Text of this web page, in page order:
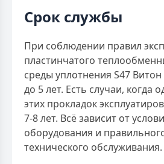
Срок службы
При соблюдении правил
пластинчатого
среды уплотнения S47
до 5 лет. Есть случаи, когда
этих прокладок
7-8 лет. Всё зависит от
оборудования и
технического обслуживания.